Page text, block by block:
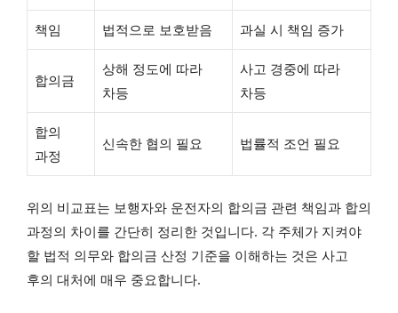
책임 법적으로 보호받음 과실 시 책임 증가
합의금
상해 정도에 따라
차등
사고 경중에 따라
차등
합의
과정
신속한 협의 필요 법률적 조언 필요
위의 비교표는 보행자와 운전자의 합의금 관련 책임과 합의
과정의 차이를 간단히 정리한 것입니다. 각 주체가 지켜야
할 법적 의무와 합의금 산정 기준을 이해하는 것은 사고
후의 대처에 매우 중요합니다.